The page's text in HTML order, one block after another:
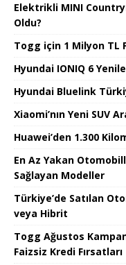
Elektrikli MINI
Oldu?
Togg için 1 Milyon TL
Hyundai IONIQ 6
Hyundai Bluelink
Xiaomi’nın Yeni SUV
Huawei’den 1.300
En Az Yakan
Sağlayan Modeller
Türkiye’de Satılan
veya Hibrit
Togg Ağustos
Faizsiz Kredi Fırsatları